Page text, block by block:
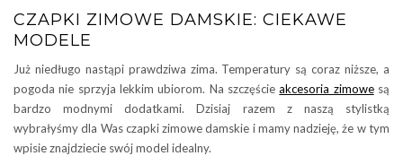
CZAPKI ZIMOWE DAMSKIE: CIEKAWE
MODELE
Już niedługo nastąpi prawdziwa zima. Temperatury są coraz niższe, a
pogoda nie sprzyja lekkim ubiorom. Na szczęścieakcesoria zimowesą
bardzo modnymi dodatkami. Dzisiaj razem z naszą stylistką
wybrałyśmy dla Was czapki zimowe damskie i mamy nadzieję, że w tym
wpisie znajdziecie swój model idealny.